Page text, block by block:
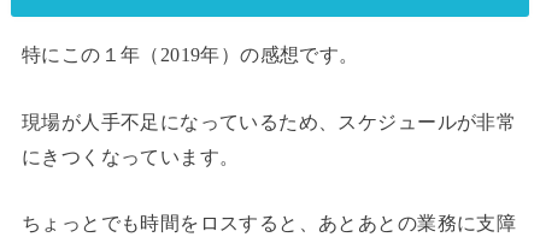
特にこの１年（2019年）の感想です。
現場が人手不足になっているため、スケジュールが非常
にきつくなっています。
ちょっとでも時間をロスすると、あとあとの業務に支障